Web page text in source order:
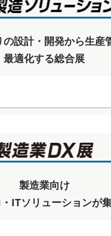
の設計・開発から生産
最適化する総合展
製造業向け
ITソリューションが